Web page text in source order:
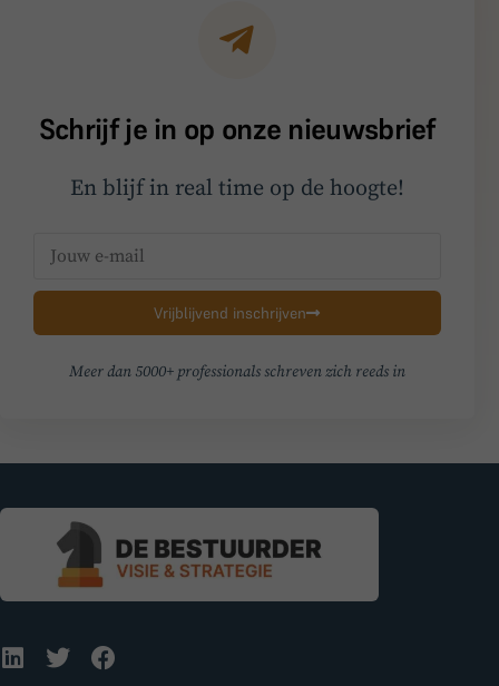
Schrijf je in op onze nieuwsbrief
En blijf in real time op de hoogte!
Vrijblijvend inschrijven
Meer dan 5000+ professionals schreven zich reeds in